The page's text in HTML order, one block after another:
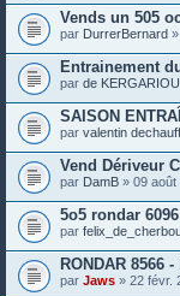
Vends un 505
par DurrerBernard
Entrainement
par de
SAISON
par valentin
Vend Dériveur
par DamB » 09 août
5o5 rondar 6096
par
RONDAR 8566 -
par Jaws » 22 févr.